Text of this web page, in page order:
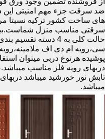
ضد سرقت جزء مهم امنیتی این
های ساخت کشور ترکیه نسبتا
سرقتی مناسب منزل
حالت کلی به 4 دسته
سی،رویه ام دی اف
پوشیده هرنوع دربی میتوان
دربهای رویه فلز مناسب
تابش نور خورشید میباشد
میباشد.